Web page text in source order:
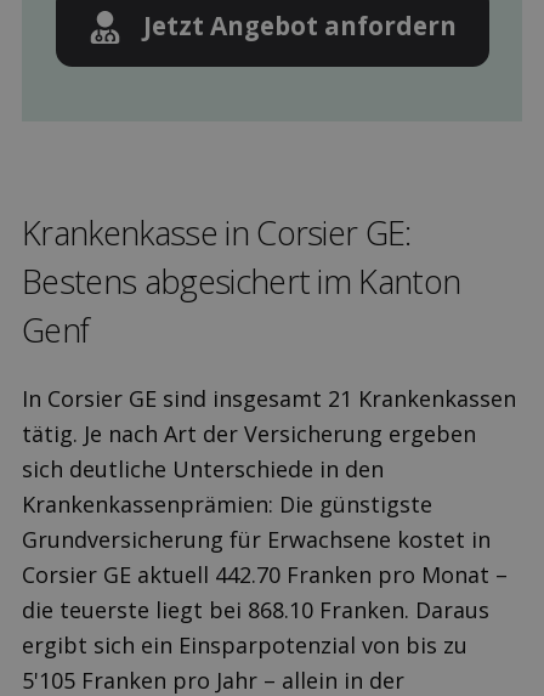
Jetzt Angebot anfordern
Kranken­kasse in Corsier GE:
Bestens ab­gesichert im Kanton
Genf
In Corsier GE sind insgesamt 21 Krankenkassen
tätig. Je nach Art der Versicherung ergeben
sich deutliche Unterschiede in den
Krankenkassenprämien: Die günstigste
Grundversicherung für Erwachsene kostet in
Corsier GE aktuell 442.70 Franken pro Monat –
die teuerste liegt bei 868.10 Franken. Daraus
ergibt sich ein Einsparpotenzial von bis zu
5'105 Franken pro Jahr – allein in der